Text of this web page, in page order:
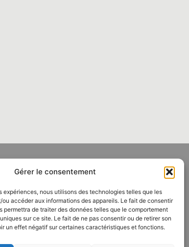
Gérer le consentement
expériences, nous utilisons des technologies telles que les
accéder aux informations des appareils. Le fait de consentir
permettra de traiter des données telles que le comportement
sur ce site. Le fait de ne pas consentir ou de retirer son
un effet négatif sur certaines caractéristiques et fonctions.
SUIVEZ-NOUS SUR NOS
F
a
c
e
b
o
L
i
n
k
e
d